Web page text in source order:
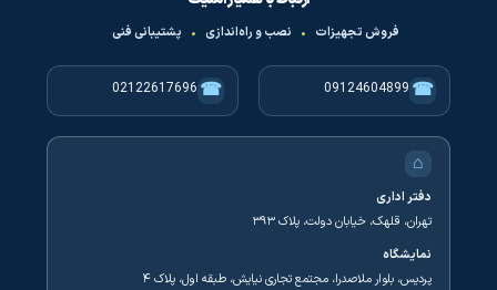
فروش تجهیزات • نصب و راه‌اندازی • پشتیبانی فنی
☎
09124604899
☎
02122617696
⌂
دفتر اداری
تهران، قلهک، خیابان دولت، پلاک ۳۹۳
نمایشگاه
پردیس، بلوار ملاصدرا، مجتمع تجاری نیایش، طبقه اول، پلاک ۴